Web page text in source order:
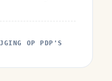
OP PDP'S